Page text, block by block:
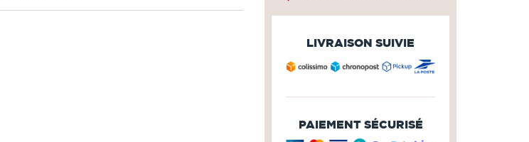
LIVRAISON SUIVIE
PAIEMENT SÉCURISÉ